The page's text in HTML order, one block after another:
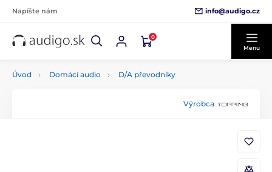
Napíšte nám info@audigo.cz
0
Menu
Úvod Domácí audio D/A převodníky
Výrobca